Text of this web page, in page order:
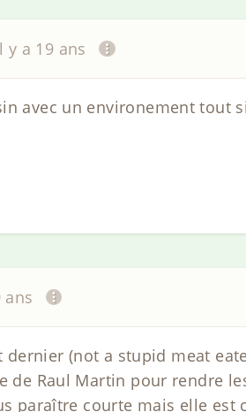
y a 19 ans
avec un environement tout
ans
(not a stupid meat
de Raul Martin pour rendre
paraître courte mais elle est